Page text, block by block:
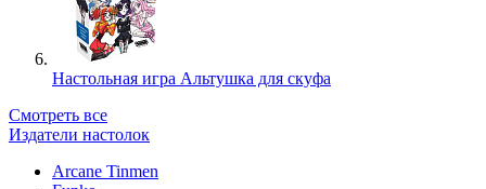
Настольная игра Альтушка для скуфа
Смотреть все
Издатели настолок
Arcane Tinmen